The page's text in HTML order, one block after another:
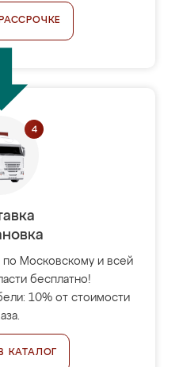
Московскому и всей
бесплатно!
10% от стоимости
КАТАЛОГ